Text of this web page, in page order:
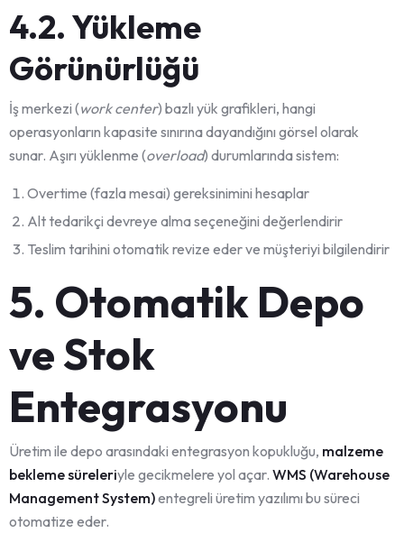
4.2. Yükleme
Görünürlüğü
İş merkezi (work center) bazlı yük grafikleri, hangi
operasyonların kapasite sınırına dayandığını görsel olarak
sunar. Aşırı yüklenme (overload) durumlarında sistem:
Overtime (fazla mesai) gereksinimini hesaplar
Alt tedarikçi devreye alma seçeneğini değerlendirir
Teslim tarihini otomatik revize eder ve müşteriyi bilgilendirir
5. Otomatik Depo
ve Stok
Entegrasyonu
Üretim ile depo arasındaki entegrasyon kopukluğu, malzeme
bekleme süreleriyle gecikmelere yol açar. WMS (Warehouse
Management System)entegreli üretim yazılımı bu süreci
otomatize eder.